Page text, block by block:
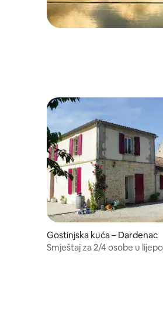
Gostinjska kuća – Dardenac
Smještaj za 2/4 osobe u